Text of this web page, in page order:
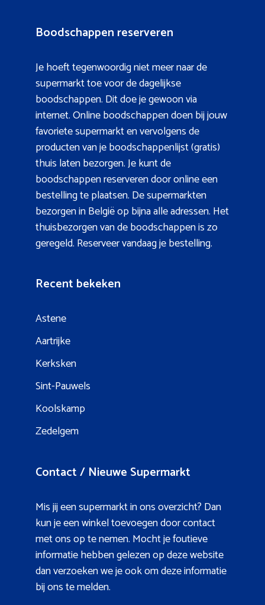
Boodschappen reserveren
Je hoeft tegenwoordig niet meer naar de
supermarkt toe voor de dagelijkse
boodschappen. Dit doe je gewoon via
internet. Online boodschappen doen bij jouw
favoriete supermarkt en vervolgens de
producten van je boodschappenlijst (gratis)
thuis laten bezorgen. Je kunt de
boodschappen reserveren door online een
bestelling te plaatsen. De supermarkten
bezorgen in België op bijna alle adressen. Het
thuisbezorgen van de boodschappen is zo
geregeld. Reserveer vandaag je bestelling.
Recent bekeken
Astene
Aartrijke
Kerksken
Sint-Pauwels
Koolskamp
Zedelgem
Contact / Nieuwe Supermarkt
Mis jij een supermarkt in ons overzicht? Dan
kun je een winkel toevoegen door contact
met ons op te nemen. Mocht je foutieve
informatie hebben gelezen op deze website
dan verzoeken we je ook om deze informatie
bij ons te melden.